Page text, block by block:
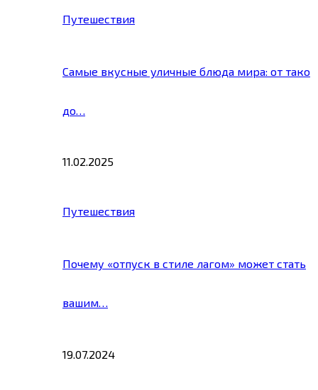
Путешествия
Самые вкусные уличные блюда мира: от тако
до…
11.02.2025
Путешествия
Почему «отпуск в стиле лагом» может стать
вашим…
19.07.2024